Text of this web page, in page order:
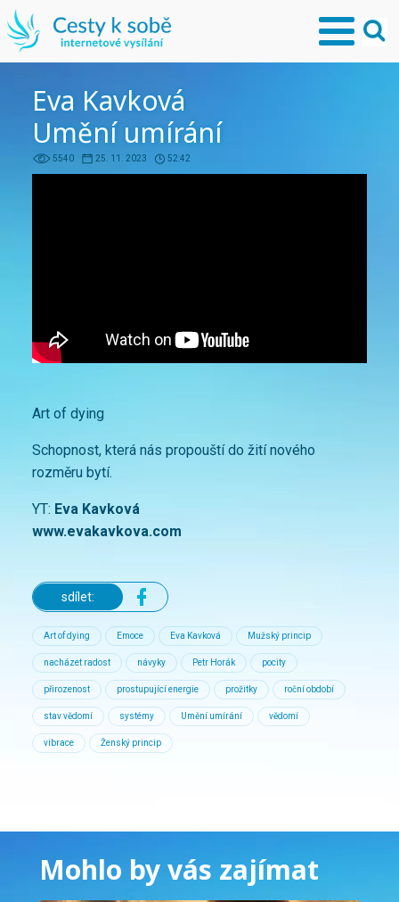
Eva Kavková
Umění umírání
5540 25. 11. 2023 52:42
Art of dying
Schopnost, která nás propouští do žití nového
rozměru bytí.
YT: Eva Kavková
www.evakavkova.com
sdílet:
Art of dying Emoce Eva Kavková Mužský princip
nacházet radost návyky Petr Horák pocity
přirozenost prostupující energie prožitky roční období
stav vědomí systémy Umění umírání vědomí
vibrace Ženský princip
Mohlo by vás zajímat